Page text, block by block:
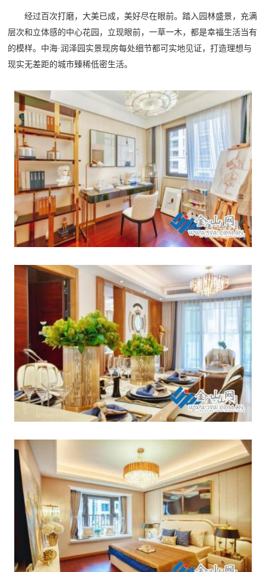
经过百次打磨，大美已成，美好尽在眼前。踏入园林盛景，充满
层次和立体感的中心花园，立现眼前，一草一木，都是幸福生活当有
的模样。中海·润泽园实景现房每处细节都可实地见证，打造理想与
现实无差距的城市臻稀低密生活。